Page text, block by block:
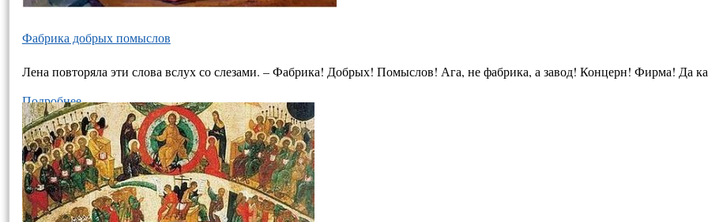
Фабрика добрых помыслов
Лена повторяла эти слова вслух со слезами. – Фабрика! Добрых! Помыслов! Ага, не фабрика, а завод! Концерн! Фирма! Да
Подробнее…